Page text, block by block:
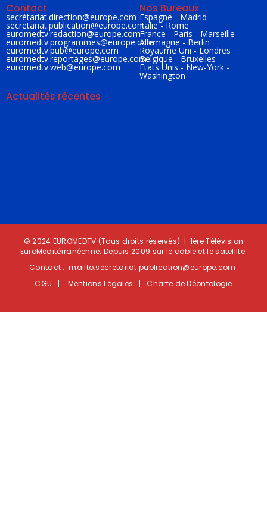
Contact
secrétariat.direction@europe.com
secretariat.publication@europe.com
euromedtv.redaction@europe.com
euromedtv.programmes@europe.com
euromedtv.pub@europe.com
euromedtv.reportages@europe.com
euromedtv.web@europe.com
Nos Bureaux
Espagne - Madrid
Italie - Rome
France - Paris - Marseille
Allemagne - Berlin
Royaume Uni - Londres
Belgique - Bruxelles
Etats Unis - New-York -
Washington
Actualités récentes
© 2024 EUROMEDTV (Tous droits réservés) | 1ère Télévision
EuroMéditérranéenne. Depuis 2009 sur le câble et le satellite
Contact :mailto:secretariat.publication@europe.com
CGU | Mentions Légales | Charte de Déontologie